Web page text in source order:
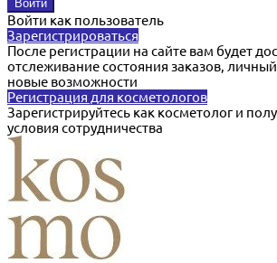
Войти как пользователь
Зарегистрироваться
После регистрации на сайте вам будет
отслеживание состояния заказов,
новые возможности
Регистрация для косметологов
Зарегистрируйтесь как косметолог и
условия сотрудничества